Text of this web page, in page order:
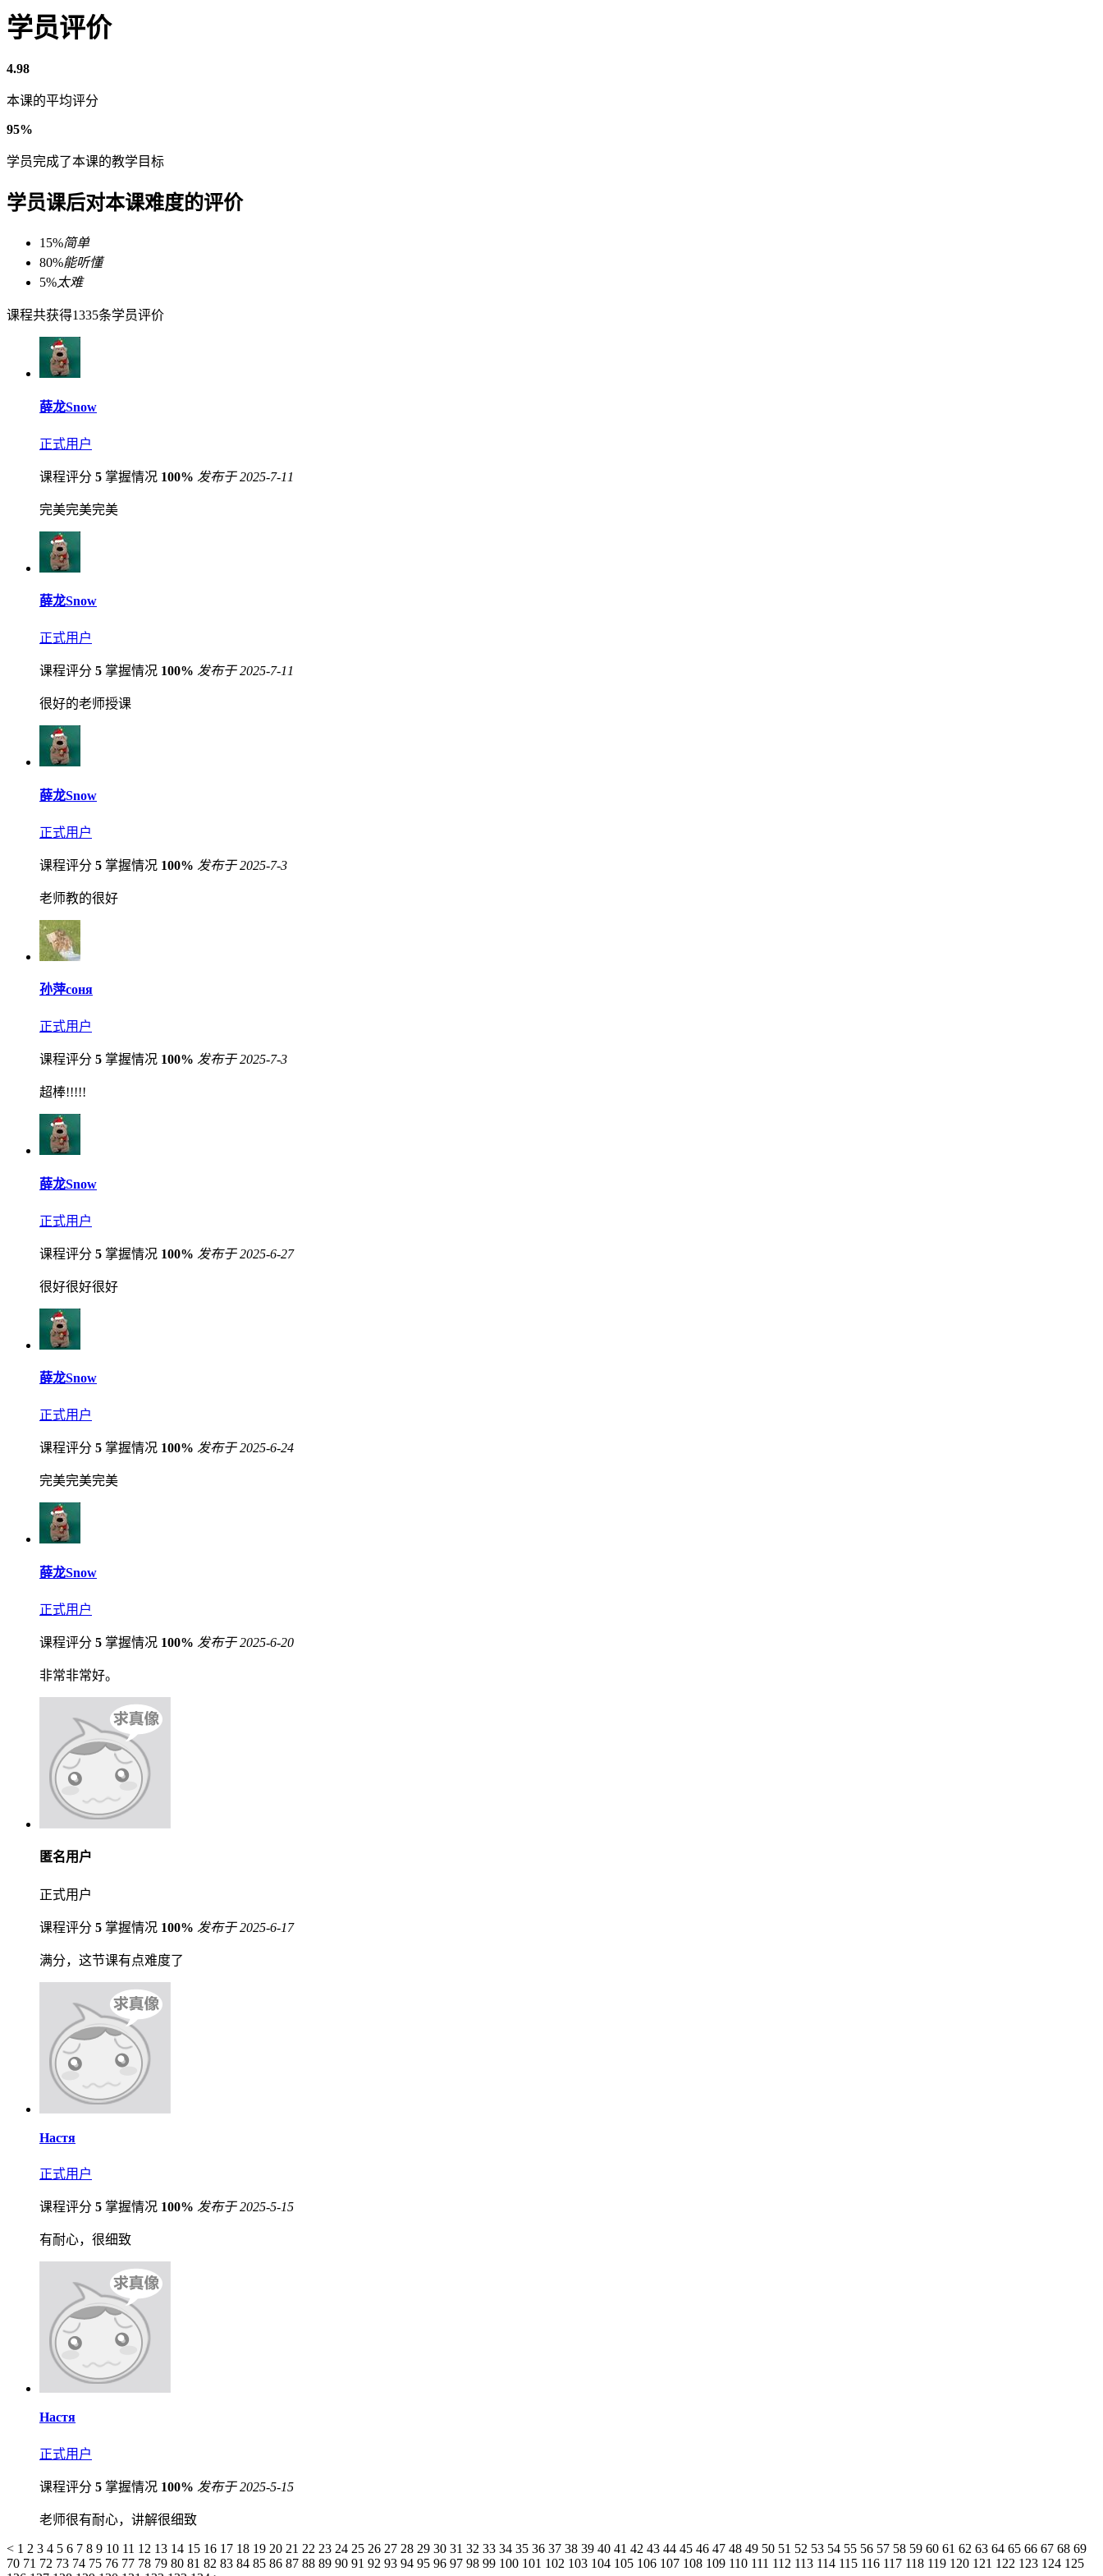
学员评价
4.98
本课的平均评分
95%
学员完成了本课的教学目标
学员课后对本课难度的评价
15%简单
80%能听懂
5%太难
课程共获得1335条学员评价
薛龙Snow
正式用户
课程评分 5 掌握情况 100% 发布于 2025-7-11
完美完美完美
薛龙Snow
正式用户
课程评分 5 掌握情况 100% 发布于 2025-7-11
很好的老师授课
薛龙Snow
正式用户
课程评分 5 掌握情况 100% 发布于 2025-7-3
老师教的很好
孙萍соня
正式用户
课程评分 5 掌握情况 100% 发布于 2025-7-3
超棒!!!!!
薛龙Snow
正式用户
课程评分 5 掌握情况 100% 发布于 2025-6-27
很好很好很好
薛龙Snow
正式用户
课程评分 5 掌握情况 100% 发布于 2025-6-24
完美完美完美
薛龙Snow
正式用户
课程评分 5 掌握情况 100% 发布于 2025-6-20
非常非常好。
匿名用户
正式用户
课程评分 5 掌握情况 100% 发布于 2025-6-17
满分，这节课有点难度了
Настя
正式用户
课程评分 5 掌握情况 100% 发布于 2025-5-15
有耐心，很细致
Настя
正式用户
课程评分 5 掌握情况 100% 发布于 2025-5-15
老师很有耐心，讲解很细致
< 1 2 3 4 5 6 7 8 9 10 11 12 13 14 15 16 17 18 19 20 21 22 23 24 25 26 27 28 29 30 31 32 33 34 35 36 37 38 39 40 41 42 43 44 45 46 47 48 49 50 51 52 53 54 55 56 57 58 59 60 61 62 63 64 65 66 67 68 69
70 71 72 73 74 75 76 77 78 79 80 81 82 83 84 85 86 87 88 89 90 91 92 93 94 95 96 97 98 99 100 101 102 103 104 105 106 107 108 109 110 111 112 113 114 115 116 117 118 119 120 121 122 123 124 125